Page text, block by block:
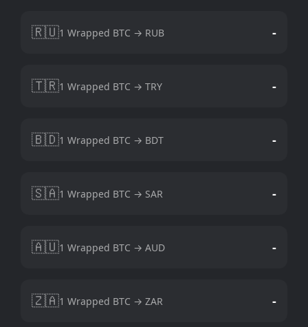
🇷🇺1 Wrapped BTC → RUB -
🇹🇷1 Wrapped BTC → TRY -
🇧🇩1 Wrapped BTC → BDT -
🇸🇦1 Wrapped BTC → SAR -
🇦🇺1 Wrapped BTC → AUD -
🇿🇦1 Wrapped BTC → ZAR -